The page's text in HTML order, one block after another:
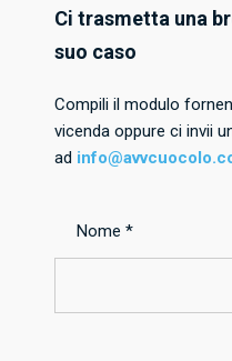
Ci trasmetta una
suo caso
Compili il modulo
vicenda oppure ci invii
ad
Nome *